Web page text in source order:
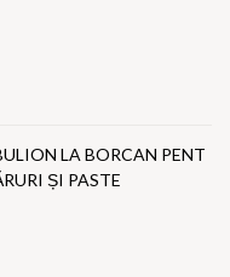
LA BORCAN PENT
ȘI PASTE